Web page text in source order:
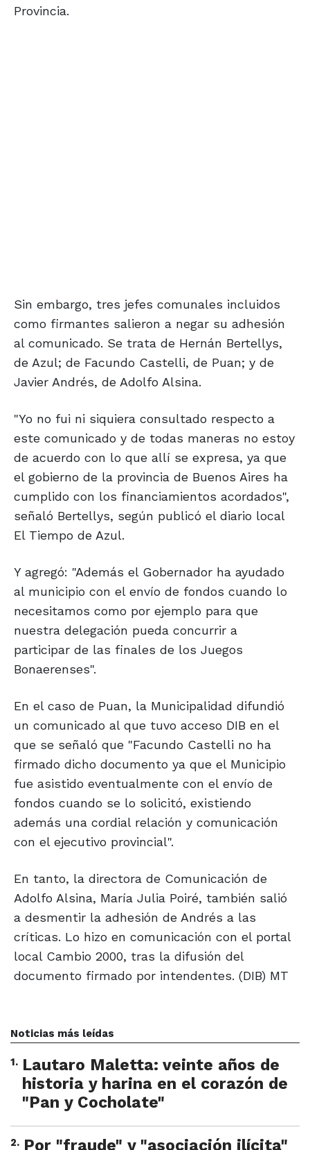
Provincia.
Sin embargo, tres jefes comunales incluidos
como firmantes salieron a negar su adhesión
al comunicado. Se trata de Hernán Bertellys,
de Azul; de Facundo Castelli, de Puan; y de
Javier Andrés, de Adolfo Alsina.
"Yo no fui ni siquiera consultado respecto a
este comunicado y de todas maneras no estoy
de acuerdo con lo que allí se expresa, ya que
el gobierno de la provincia de Buenos Aires ha
cumplido con los financiamientos acordados",
señaló Bertellys, según publicó el diario local
El Tiempo de Azul.
Y agregó: "Además el Gobernador ha ayudado
al municipio con el envío de fondos cuando lo
necesitamos como por ejemplo para que
nuestra delegación pueda concurrir a
participar de las finales de los Juegos
Bonaerenses".
En el caso de Puan, la Municipalidad difundió
un comunicado al que tuvo acceso DIB en el
que se señaló que "Facundo Castelli no ha
firmado dicho documento ya que el Municipio
fue asistido eventualmente con el envío de
fondos cuando se lo solicitó, existiendo
además una cordial relación y comunicación
con el ejecutivo provincial".
En tanto, la directora de Comunicación de
Adolfo Alsina, María Julia Poiré, también salió
a desmentir la adhesión de Andrés a las
críticas. Lo hizo en comunicación con el portal
local Cambio 2000, tras la difusión del
documento firmado por intendentes. (DIB) MT
Noticias más leídas
1. Lautaro Maletta: veinte años de
historia y harina en el corazón de
"Pan y Cocholate"
2. Por "fraude" y "asociación ilícita"